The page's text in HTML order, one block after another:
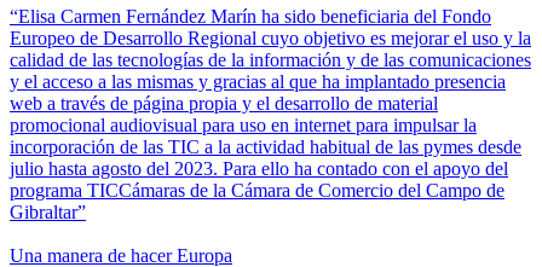
“Elisa Carmen Fernández Marín ha sido beneficiaria del Fondo
Europeo de Desarrollo Regional cuyo objetivo es mejorar el uso y la
calidad de las tecnologías de la información y de las comunicaciones
y el acceso a las mismas y gracias al que ha implantado presencia
web a través de página propia y el desarrollo de material
promocional audiovisual para uso en internet para impulsar la
incorporación de las TIC a la actividad habitual de las pymes desde
julio hasta agosto del 2023. Para ello ha contado con el apoyo del
programa TICCámaras de la Cámara de Comercio del Campo de
Gibraltar”
Una manera de hacer Europa